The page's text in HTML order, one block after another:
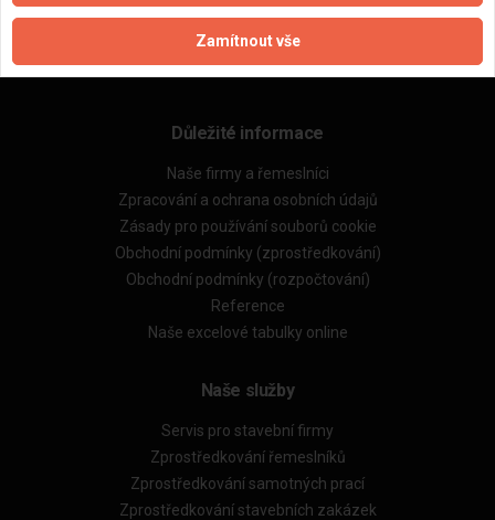
Důležité informace
Naše firmy a řemeslníci
Zpracování a ochrana osobních údajů
Zásady pro používání souborů cookie
Obchodní podmínky (zprostředkování)
Obchodní podmínky (rozpočtování)
Reference
Naše excelové tabulky online
Naše služby
Servis pro stavební firmy
Zprostředkování řemeslníků
Zprostředkování samotných prací
Zprostředkování stavebních zakázek
Zamítnout vše